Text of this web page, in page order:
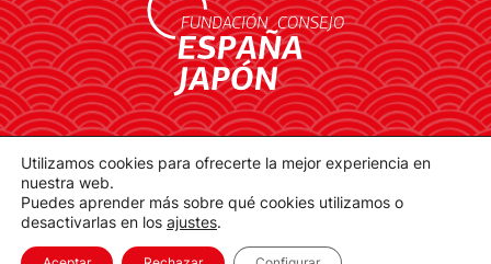
contacto@spainjapanfoundation.com
Plaza de la Provincia, 1. 28012 Madrid
Utilizamos cookies para ofrecerte la mejor experiencia en
nuestra web.
Puedes aprender más sobre qué cookies utilizamos o
desactivarlas en los ajustes.